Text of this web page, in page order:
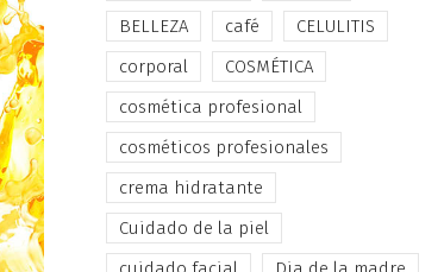
BELLEZA
café
CELULITIS
corporal
COSMÉTICA
cosmética profesional
cosméticos profesionales
crema hidratante
Cuidado de la piel